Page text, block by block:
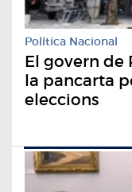
Política Nacional
El govern de
la pancarta
eleccions